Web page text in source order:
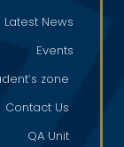
Latest News
Events
zone
Contact Us
QA Unit